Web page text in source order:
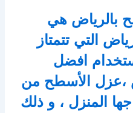
بالرياض هي
التي تتمتاز
افضل
،عزل الأسطح من
المنزل ، و ذلك